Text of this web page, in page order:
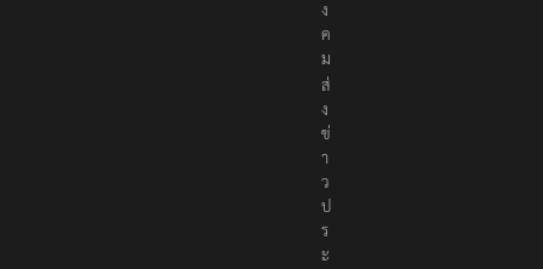
อ
สั
ง
ค
ม
ส่
ง
ข่
า
ว
ป